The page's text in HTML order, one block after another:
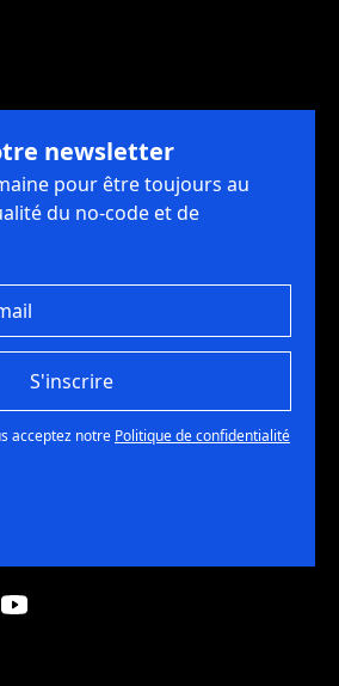
newsletter
pour être toujours au
du no-code et de
S'inscrire
acceptez notre Politique de confidentialité